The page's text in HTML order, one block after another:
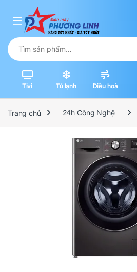
Skip to navigation
Skip to content
Tìm kiếm:
Tivi Tủ lạnh Điều hoà
Trang chủ 24h Công Nghệ